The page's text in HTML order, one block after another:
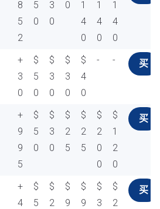
8
5
2
5
0
3
0
0
1
4
0
1
4
0
1
4
0
+
3
0
$
5
0
$
3
0
$
3
0
$
4
0
- - 买
+
9
9
5
$
5
0
$
3
0
$
2
5
$
2
5
$
2
0
0
$
1
2
0
买
+
4
$
5
$
2
$
9
$
9
$
3
$
2
买